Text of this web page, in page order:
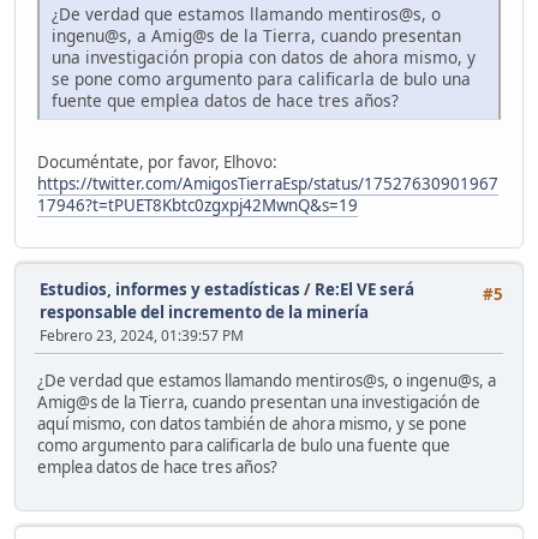
¿De verdad que estamos llamando mentiros@s, o
ingenu@s, a Amig@s de la Tierra, cuando presentan
una investigación propia con datos de ahora mismo, y
se pone como argumento para calificarla de bulo una
fuente que emplea datos de hace tres años?
Documéntate, por favor, Elhovo:
https://twitter.com/AmigosTierraEsp/status/17527630901967
17946?t=tPUET8Kbtc0zgxpj42MwnQ&s=19
#5
Estudios, informes y estadísticas / Re:El VE será
responsable del incremento de la minería
Febrero 23, 2024, 01:39:57 PM
¿De verdad que estamos llamando mentiros@s, o ingenu@s, a
Amig@s de la Tierra, cuando presentan una investigación de
aquí mismo, con datos también de ahora mismo, y se pone
como argumento para calificarla de bulo una fuente que
emplea datos de hace tres años?